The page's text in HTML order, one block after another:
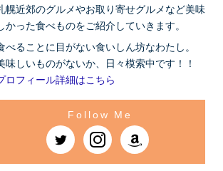
幌近郊のグルメやお取り寄せグルメなど美味
かった食べものをご紹介していきます。
べることに目がない食いしん坊なわたし。
味しいものがないか、日々模索中です！！
ロフィール詳細はこちら